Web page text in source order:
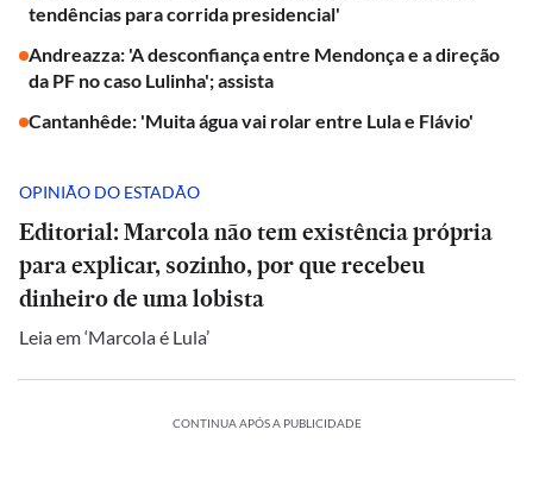
tendências para corrida presidencial'
Andreazza: 'A desconfiança entre Mendonça e a direção
da PF no caso Lulinha'; assista
Cantanhêde: 'Muita água vai rolar entre Lula e Flávio'
OPINIÃO DO ESTADÃO
Editorial: Marcola não tem existência própria
para explicar, sozinho, por que recebeu
dinheiro de uma lobista
Leia em ‘Marcola é Lula’
CONTINUA APÓS A PUBLICIDADE